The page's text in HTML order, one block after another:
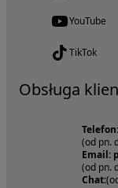
YouTube
TikTok
Obsługa
(od pn.
Email:
(od pn.
Chat: